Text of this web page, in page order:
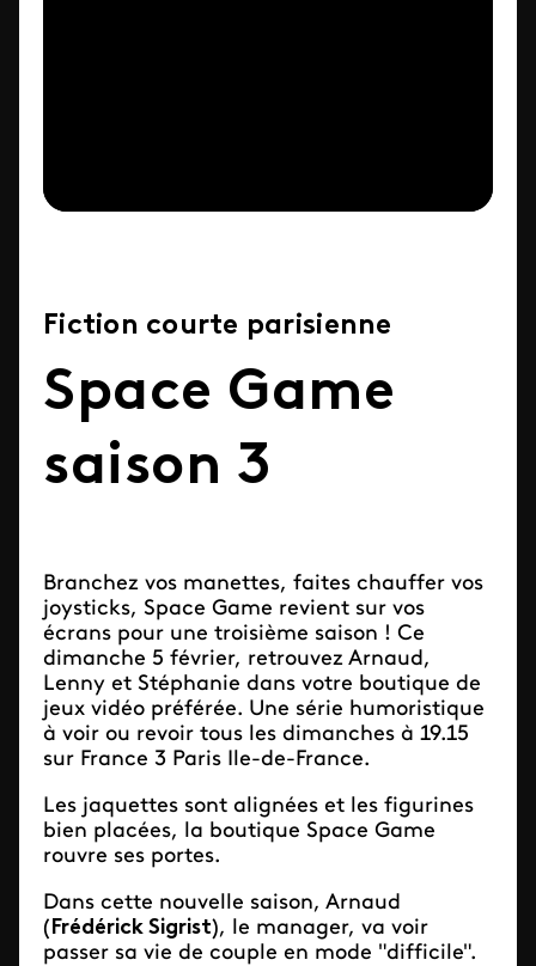
Fiction courte parisienne
Space Game
saison 3
Branchez vos manettes, faites chauffer vos
joysticks, Space Game revient sur vos
écrans pour une troisième saison ! Ce
dimanche 5 février, retrouvez Arnaud,
Lenny et Stéphanie dans votre boutique de
jeux vidéo préférée. Une série humoristique
à voir ou revoir tous les dimanches à 19.15
sur France 3 Paris Ile-de-France.
Les jaquettes sont alignées et les figurines
bien placées, la boutique Space Game
rouvre ses portes.
Dans cette nouvelle saison, Arnaud
( Frédérick Sigrist), le manager, va voir
passer sa vie de couple en mode "difficile".